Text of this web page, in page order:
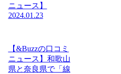
ニュース】
2024.01.23
【&Buzzの口コミ
ニュース】和歌山
県と奈良県で「線